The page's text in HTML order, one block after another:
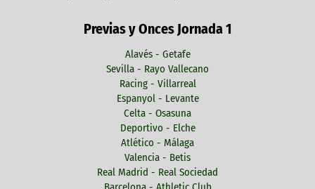
Previas y Onces Jornada 1
Alavés - Getafe
Sevilla - Rayo Vallecano
Racing - Villarreal
Espanyol - Levante
Celta - Osasuna
Deportivo - Elche
Atlético - Málaga
Valencia - Betis
Real Madrid - Real Sociedad